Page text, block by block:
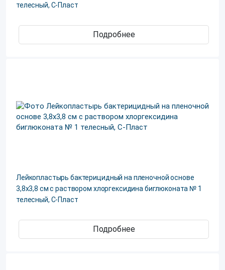
телесный, С-Пласт
Подробнее
Лейкопластырь бактерицидный на пленочной основе
3,8х3,8 см с раствором хлоргексидина биглюконата № 1
телесный, С-Пласт
Подробнее